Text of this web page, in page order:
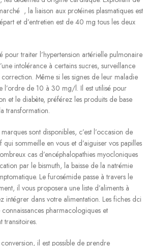
, la liaison aux protéines plasmatiques est
et d’entretien est de 40 mg tous les deux
pour traiter l’hypertension artérielle pulmonaire
intolérance à certains sucres, surveillance
Même si les signes de leur maladie
l’ordre de 10 à 30 mg/l. Il est utilisé pour
et le diabète, préférez les produits de base
transformation.
sont disponibles, c’est l’occasion de
sommeille en vous et d’aiguiser vos papilles
cas d’encéphalopathies myocloniques
par le bismuth, la baisse de la natrémie
Le furosémide passe à travers le
il vous proposera une liste d’aliments à
intégrer dans votre alimentation. Les fiches dci
pharmacologiques et
transitoires.
il est possible de prendre